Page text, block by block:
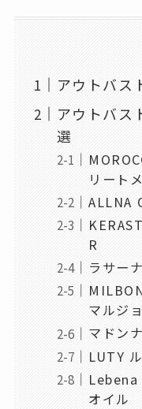
アウトバス
アウトバス
選
リート
ALLNA
R
ラサー
マルジ
マドン
LUTY
オイル